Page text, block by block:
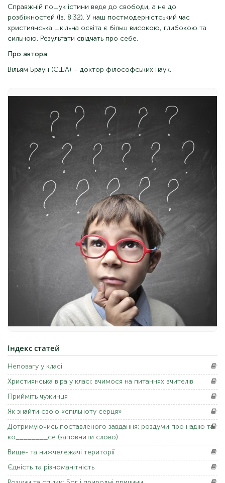
Справжній пошук істини веде до свободи, а не до
розбіжностей (Ів. 8:32). У наш постмодерністський час
християнська шкільна освіта є більш високою, глибокою та
сильною. Результати свідчать про себе.
Про автора
Вільям Браун (США) – доктор філософських наук.
Індекс статей
Неповагу у класі
Християнська віра у класі: вчимося на питаннях вчителів
Прийміть чужинця
Як знайти свою «спільноту серця»
Дотримуючись поставленого завдання: роздуми про надію та
ко________се (заповнити слово)
Вище- та нижчележачі території
Єдність та різноманітність